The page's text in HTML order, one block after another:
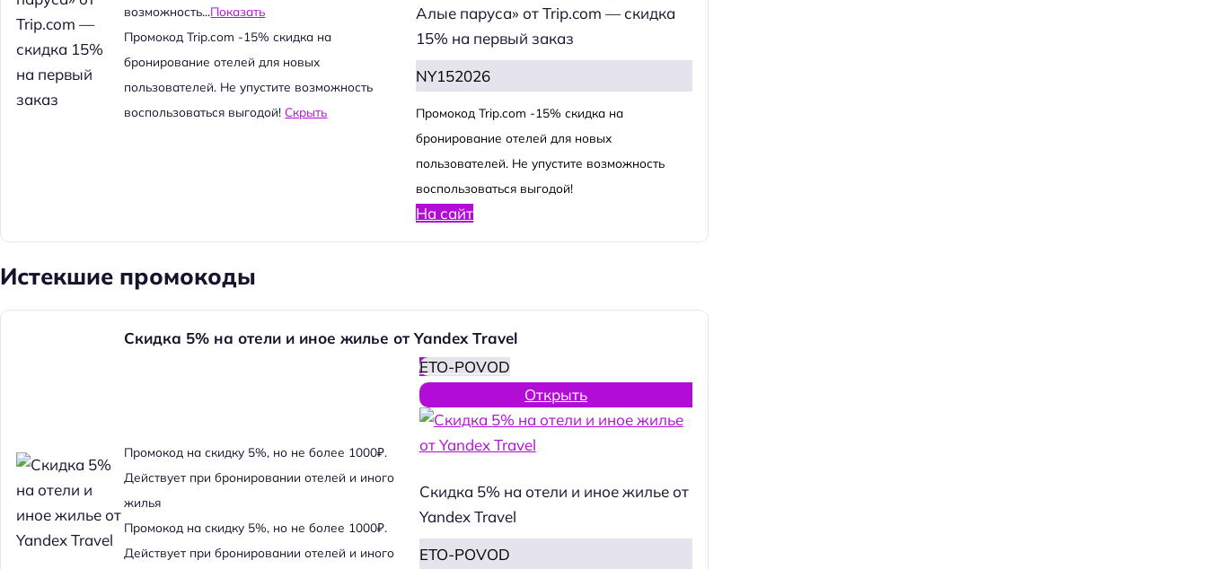
возможность...Показать
Промокод Trip.com -15% скидка на
бронирование отелей для новых
пользователей. Не упустите возможность
воспользоваться выгодой!Скрыть
Алые паруса» от Trip.com — скидка
15% на первый заказ
NY152026
Промокод Trip.com -15% скидка на
бронирование отелей для новых
пользователей. Не упустите возможность
воспользоваться выгодой!
На сайт
Истекшие промокоды
Скидка 5% на отели и иное жилье от Yandex Travel
Промокод на скидку 5%, но не более 1000₽.
Действует при бронировании отелей и иного
жилья
Промокод на скидку 5%, но не более 1000₽.
Действует при бронировании отелей и иного
ETO-POVOD
Открыть
Скидка 5% на отели и иное жилье от
Yandex Travel
ETO-POVOD